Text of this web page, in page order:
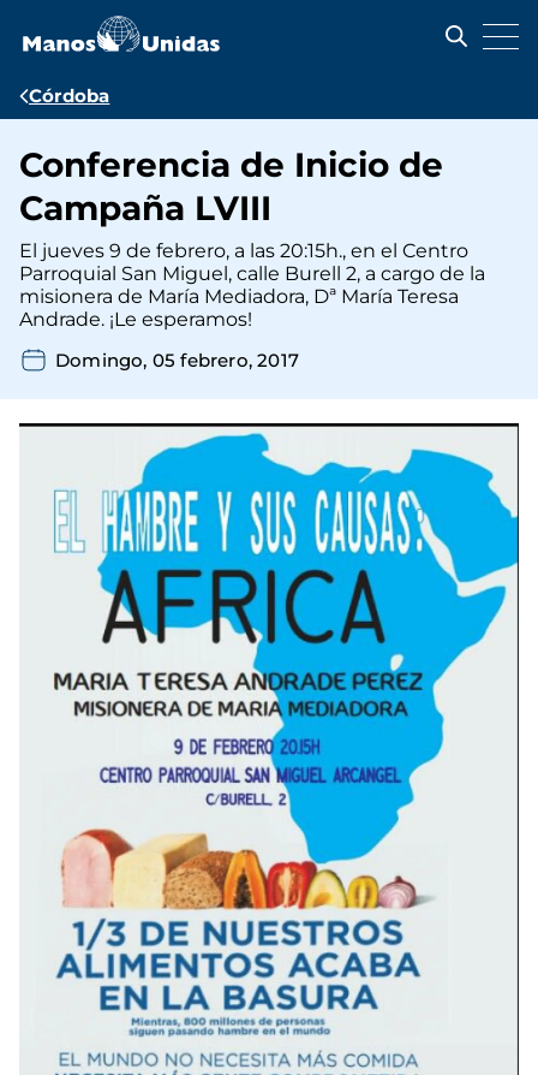
contenido
Ruta
navegación
Córdoba
Conferencia de Inicio de
Campaña LVIII
El jueves 9 de febrero, a las 20:15h., en el Centro
Parroquial San Miguel, calle Burell 2, a cargo de la
misionera de María Mediadora, Dª María Teresa
Andrade. ¡Le esperamos!
Domingo, 05 febrero, 2017